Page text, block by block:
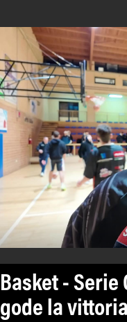
Basket - Serie
gode la